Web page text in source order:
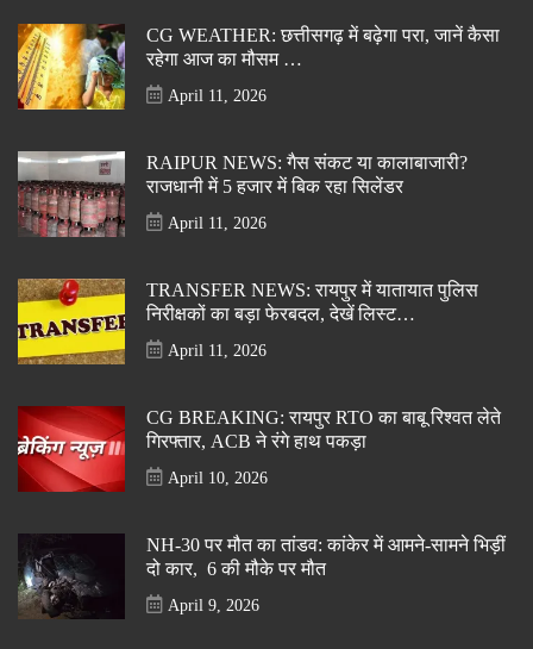
CG WEATHER: छत्तीसगढ़ में बढ़ेगा परा, जानें कैसा
रहेगा आज का मौसम …
April 11, 2026
RAIPUR NEWS: गैस संकट या कालाबाजारी?
राजधानी में 5 हजार में बिक रहा सिलेंडर
April 11, 2026
TRANSFER NEWS: रायपुर में यातायात पुलिस
निरीक्षकों का बड़ा फेरबदल, देखें लिस्ट…
April 11, 2026
CG BREAKING: रायपुर RTO का बाबू रिश्वत लेते
गिरफ्तार, ACB ने रंगे हाथ पकड़ा
April 10, 2026
NH-30 पर मौत का तांडव: कांकेर में आमने-सामने भिड़ीं
दो कार, 6 की मौके पर मौत
April 9, 2026